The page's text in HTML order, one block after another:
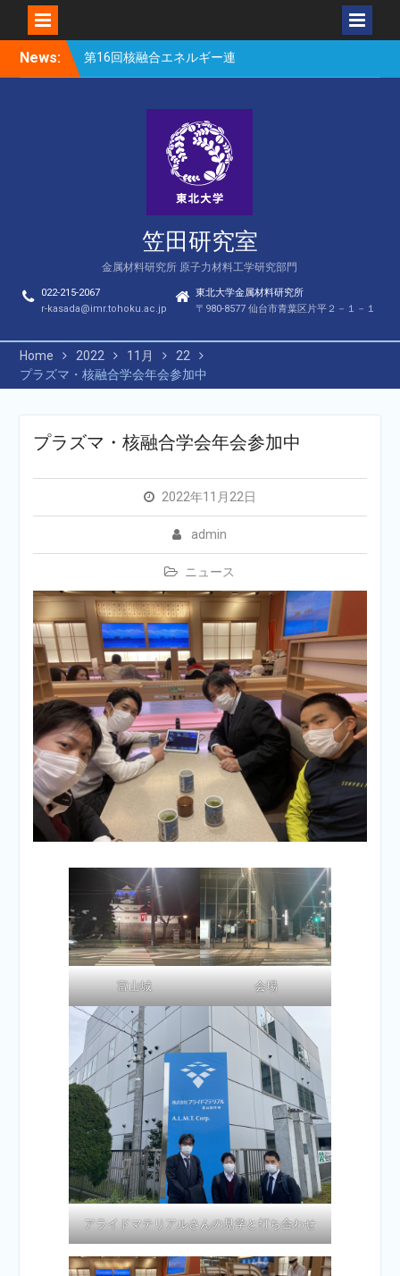
News:
第16回核融合エネルギー連
合講演会（笠田、Park、
村、Lee、He、Bae）
楽しい理科のはなし（仙台
市立松森小学校）
第16回核融合エネルギー連
合講演会若手優秀発表賞
笠田研究室
金属材料研究所 原子力材料工学研究部門
022-215-2067
r-kasada@imr.tohoku.ac.jp
東北大学金属材料研究所
〒980-8577 仙台市青葉区片平２－１－１
Home 2022 11月
22
プラズマ・核融合学会年会参加中
プラズマ・核融合学会年会参加中
2022年11月22日
admin
ニュース
富山城 会場
アライドマテリアルさんの見学と打ち合わせ